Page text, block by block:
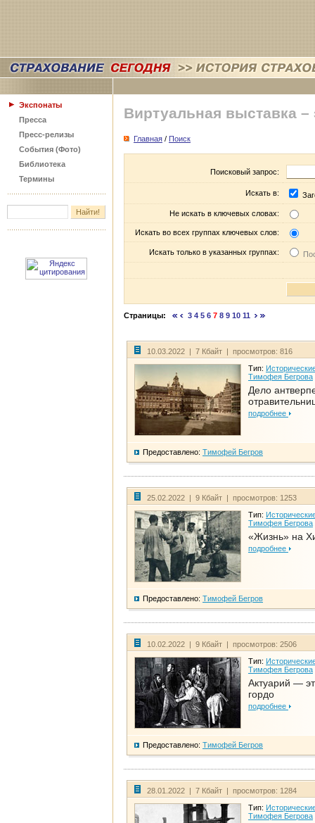
Экспонаты
Пресса
Пресс-релизы
События (Фото)
Библиотека
Термины
Виртуальная выставка –
Главная / Поиск
Поисковый запрос:
Искать в:
Не искать в ключевых словах:
Искать во всех группах ключевых слов:
Искать только в указанных группах:
Страницы: 3 4 5 6 7 8 9 10 11
10.03.2022 | 7 Кбайт | просмотров: 816
Тип:
Тимофея Бегрова
Дело
подробнее
Предоставлено: Тимофей Бегров
25.02.2022 | 9 Кбайт | просмотров: 1253
Тип:
Тимофея Бегрова
«Жизнь» на
подробнее
Предоставлено: Тимофей Бегров
10.02.2022 | 9 Кбайт | просмотров: 2506
Тип:
Тимофея Бегрова
Актуарий —
гордо
подробнее
Предоставлено: Тимофей Бегров
28.01.2022 | 7 Кбайт | просмотров: 1284
Тип:
Тимофея Бегрова